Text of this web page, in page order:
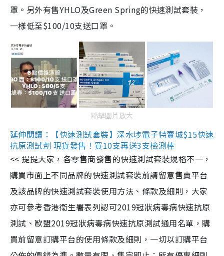
罩。另外有售YHLO及Green Spring的快速測試套裝，
一樣低至$100/10支送口罩。
點擊圖片放大
延伸閱讀：【快速測試套裝】深水埗電子特賣城$15快速
抗原測試劑 現貨發售！買10支再送3支檢測棒
<< 提提大家，各零售商發售的快速測試套裝規格不一，
購買市面上不同品牌的快速測試套裝前請留意售賣平台
及該品牌的快速測試套裝使用方法、條款及細則，大家
亦可參考香港衞生署表列認可2019冠狀病毒病快速抗原
測試、歐盟2019冠狀病毒病快速抗原測試通用名單，購
買前留意訂購平台的使用條款及細則，一切以訂購平台